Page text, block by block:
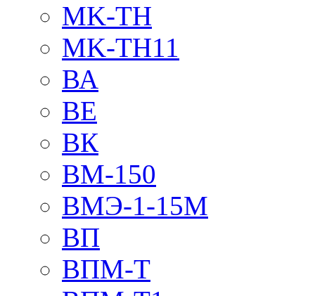
MK-TH
MK-TH11
ВА
ВЕ
ВК
ВМ-150
ВМЭ-1-15М
ВП
ВПМ-Т